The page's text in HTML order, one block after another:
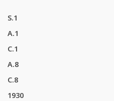
S.1
A.1
C.1
A.8
C.8
1930